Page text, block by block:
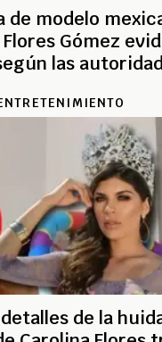
de modelo
Gómez
las
de la